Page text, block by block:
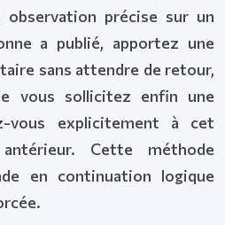
observation précise sur un
a publié, apportez une
sans attendre de retour,
vous sollicitez enfin une
vous explicitement à cet
Cette méthode
en continuation logique